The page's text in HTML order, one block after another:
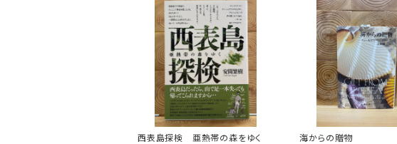
西表島探検 亜熱帯の森をゆく 海からの贈物